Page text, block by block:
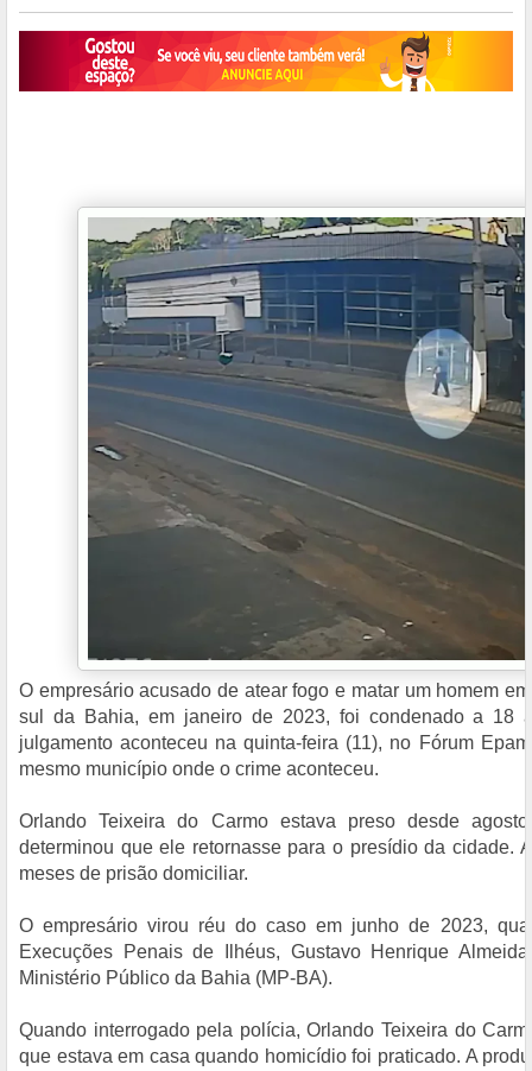
O empresário acusado de atear fogo e matar um homem
sul da Bahia, em janeiro de 2023, foi condenado a 18
julgamento aconteceu na quinta-feira (11), no Fórum
mesmo município onde o crime aconteceu.
Orlando Teixeira do Carmo estava preso desde
determinou que ele retornasse para o presídio da cidade.
meses de prisão domiciliar.
O empresário virou réu do caso em junho de 2023,
Execuções Penais de Ilhéus, Gustavo Henrique
Ministério Público da Bahia (MP-BA).
Quando interrogado pela polícia, Orlando Teixeira do
que estava em casa quando homicídio foi praticado. A